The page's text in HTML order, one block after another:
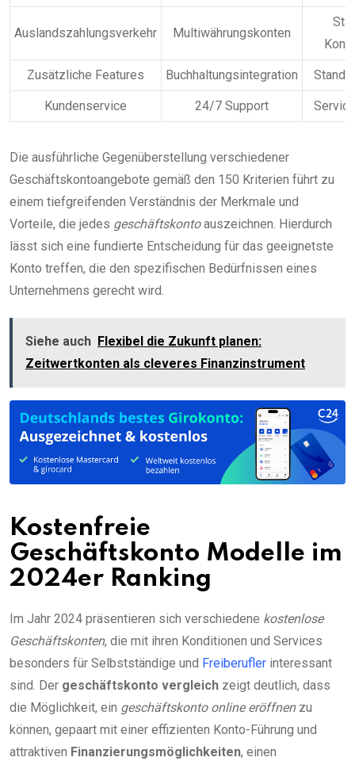
Auslandszahlungsverkehr Multiwährungskonten
Zusätzliche Features Buchhaltungsintegration
Kundenservice 24/7 Support
Die ausführliche Gegenüberstellung verschiedener
Geschäftskontoangebote gemäß den 150 Kriterien führt zu
einem tiefgreifenden Verständnis der Merkmale und
Vorteile, die jedes geschäftskontoauszeichnen. Hierdurch
lässt sich eine fundierte Entscheidung für das geeignetste
Konto treffen, die den spezifischen Bedürfnissen eines
Unternehmens gerecht wird.
Siehe auch Flexibel die Zukunft planen:
Zeitwertkonten als cleveres Finanzinstrument
Kostenfreie
Geschäftskonto Modelle im
2024er Ranking
Im Jahr 2024 präsentieren sich verschiedene kostenlose
Geschäftskonten, die mit ihren Konditionen und Services
besonders für Selbstständige und Freiberufler interessant
sind. Der geschäftskonto vergleich zeigt deutlich, dass
die Möglichkeit, ein geschäftskonto online eröffnenzu
können, gepaart mit einer effizienten Konto-Führung und
attraktiven Finanzierungsmöglichkeiten, einen